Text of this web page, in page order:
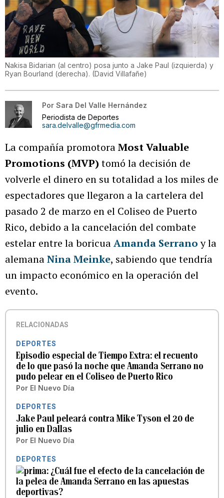
Nakisa Bidarian (al centro) posa junto a Jake Paul (izquierda) y
Ryan Bourland (derecha). (David Villafañe)
Por Sara Del Valle Hernández
Periodista de Deportes
sara.delvalle@gfrmedia.com
La compañía promotoraMost Valuable
Promotions (MVP) tomó la decisión de
volverle el dinero en su totalidad a los miles de
espectadores que llegaron a la cartelera del
pasado 2 de marzo en el Coliseo de Puerto
Rico, debido a la cancelación del combate
estelar entre la boricuaAmanda Serranoy la
alemanaNina Meinke, sabiendo que tendría
un impacto económico en la operación del
evento.
RELACIONADAS
DEPORTES
Episodio especial de Tiempo Extra: el recuento
de lo que pasó la noche que Amanda Serrano no
pudo pelear en el Coliseo de Puerto Rico
Por El Nuevo Día
DEPORTES
Jake Paul peleará contra Mike Tyson el 20 de
julio en Dallas
Por El Nuevo Día
DEPORTES
¿Cuál fue el efecto de la cancelación de
la pelea de Amanda Serrano en las apuestas
deportivas?